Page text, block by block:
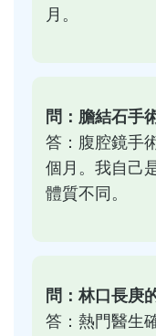
月。
問：膽結石手
答：腹腔鏡手
個月。我自己
體質不同。
問：林口長庚
答：熱門醫生